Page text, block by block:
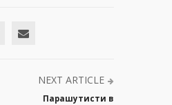
NEXT ARTICLE
Парашутисти в